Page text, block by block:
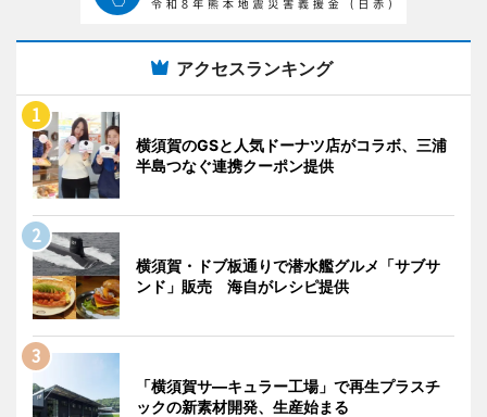
アクセスランキング
横須賀のGSと人気ドーナツ店がコラボ、三浦
半島つなぐ連携クーポン提供
横須賀・ドブ板通りで潜水艦グルメ「サブサ
ンド」販売 海自がレシピ提供
「横須賀サ―キュラー工場」で再生プラスチ
ックの新素材開発、生産始まる